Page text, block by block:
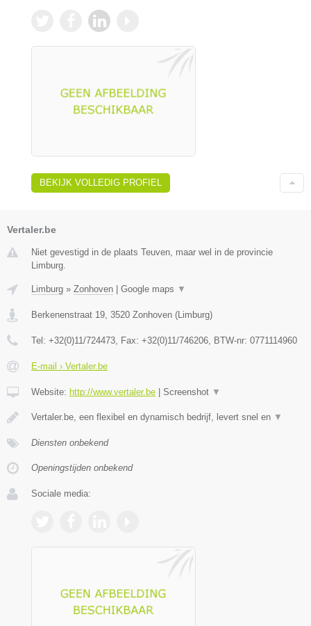
BEKIJK VOLLEDIG PROFIEL
Vertaler.be
Niet gevestigd in de plaats Teuven, maar wel in de provincie
Limburg.
Limburg » Zonhoven | Google maps ▼
Berkenenstraat 19 3520 Zonhoven (Limburg)
Tel: +32(0)11/724473 , Fax: +32(0)11/746206 , BTW-nr: 0771114960
E-mail › Vertaler.be
Website: http://www.vertaler.be | Screenshot ▼
Vertaler.be, een flexibel en dynamisch bedrijf, levert snel en ▼
Diensten onbekend
Openingstijden onbekend
Sociale media: